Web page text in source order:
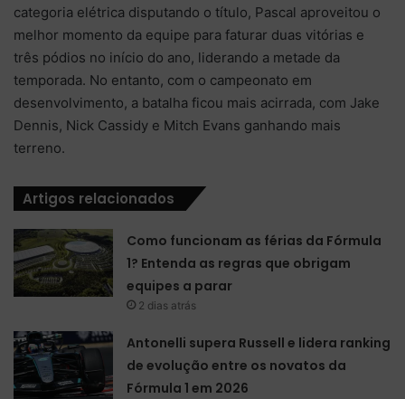
categoria elétrica disputando o título, Pascal aproveitou o
melhor momento da equipe para faturar duas vitórias e
três pódios no início do ano, liderando a metade da
temporada. No entanto, com o campeonato em
desenvolvimento, a batalha ficou mais acirrada, com Jake
Dennis, Nick Cassidy e Mitch Evans ganhando mais
terreno.
Artigos relacionados
Como funcionam as férias da Fórmula
1? Entenda as regras que obrigam
equipes a parar
2 dias atrás
Antonelli supera Russell e lidera ranking
de evolução entre os novatos da
Fórmula 1 em 2026